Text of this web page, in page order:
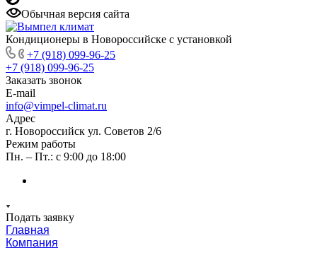
Обычная версия сайта
Кондиционеры в Новороссийске с установкой
+7 (918) 099-96-25
+7 (918) 099-96-25
Заказать звонок
E-mail
info@vimpel-climat.ru
Адрес
г. Новороссийск ул. Советов 2/6
Режим работы
Пн. – Пт.: с 9:00 до 18:00
Подать заявку
Главная
Компания